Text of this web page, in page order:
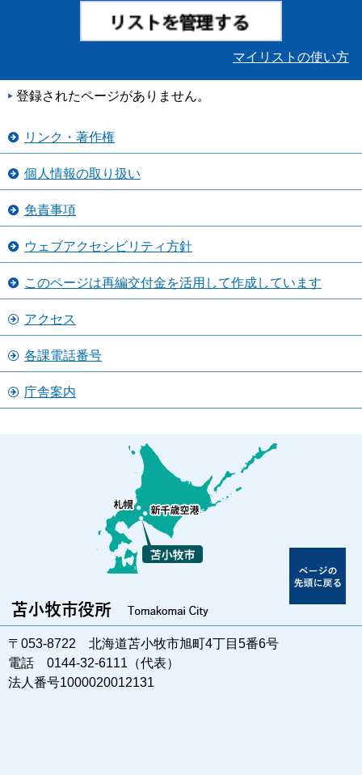
マイリストの使い方
登録されたページがありません。
リンク・著作権
個人情報の取り扱い
免責事項
ウェブアクセシビリティ方針
このページは再編交付金を活用して作成しています
アクセス
各課電話番号
庁舎案内
〒053-8722 北海道苫小牧市旭町4丁目5番6号
電話 0144-32-6111（代表）
法人番号1000020012131